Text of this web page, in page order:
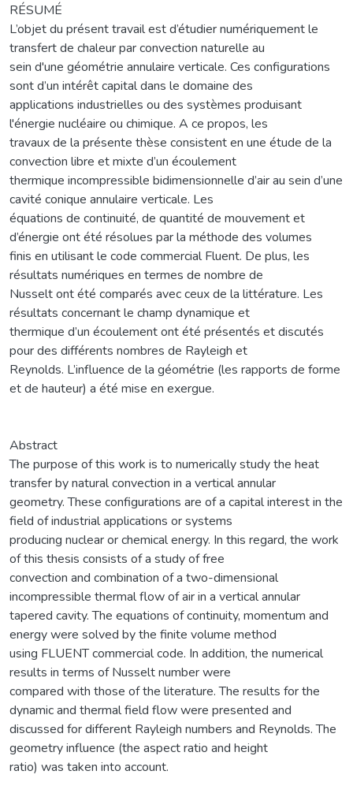
RÉSUMÉ
L’objet du présent travail est d’étudier numériquement le
transfert de chaleur par convection naturelle au
sein d'une géométrie annulaire verticale. Ces configurations
sont d’un intérêt capital dans le domaine des
applications industrielles ou des systèmes produisant
l'énergie nucléaire ou chimique. A ce propos, les
travaux de la présente thèse consistent en une étude de la
convection libre et mixte d’un écoulement
thermique incompressible bidimensionnelle d’air au sein d’une
cavité conique annulaire verticale. Les
équations de continuité, de quantité de mouvement et
d’énergie ont été résolues par la méthode des volumes
finis en utilisant le code commercial Fluent. De plus, les
résultats numériques en termes de nombre de
Nusselt ont été comparés avec ceux de la littérature. Les
résultats concernant le champ dynamique et
thermique d’un écoulement ont été présentés et discutés
pour des différents nombres de Rayleigh et
Reynolds. L’influence de la géométrie (les rapports de forme
et de hauteur) a été mise en exergue.
Abstract
The purpose of this work is to numerically study the heat
transfer by natural convection in a vertical annular
geometry. These configurations are of a capital interest in the
field of industrial applications or systems
producing nuclear or chemical energy. In this regard, the work
of this thesis consists of a study of free
convection and combination of a two-dimensional
incompressible thermal flow of air in a vertical annular
tapered cavity. The equations of continuity, momentum and
energy were solved by the finite volume method
using FLUENT commercial code. In addition, the numerical
results in terms of Nusselt number were
compared with those of the literature. The results for the
dynamic and thermal field flow were presented and
discussed for different Rayleigh numbers and Reynolds. The
geometry influence (the aspect ratio and height
ratio) was taken into account.